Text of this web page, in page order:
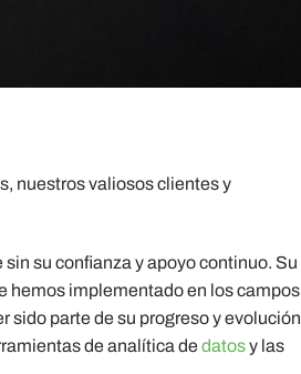
nuestros valiosos clientes y
su confianza y apoyo continuo. Su
hemos implementado en los campos
sido parte de su progreso y evolución
de analítica dedatosy las